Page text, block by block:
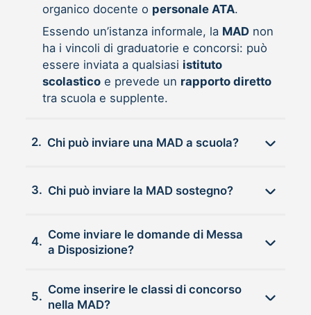
organico docente o personale ATA.
Essendo un’istanza informale, la MADnon
ha i vincoli di graduatorie e concorsi: può
essere inviata a qualsiasi istituto
scolasticoe prevede un rapporto diretto
tra scuola e supplente.
2. Chi può inviare una MAD a scuola?
3. Chi può inviare la MAD sostegno?
4.
Come inviare le domande di Messa
a Disposizione?
5.
Come inserire le classi di concorso
nella MAD?